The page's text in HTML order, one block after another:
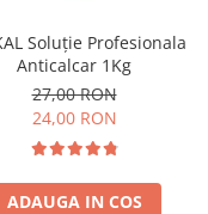
Soluție Profesionala
Anticalcar 1Kg
27,00 RON
24,00 RON
ADAUGA IN COS